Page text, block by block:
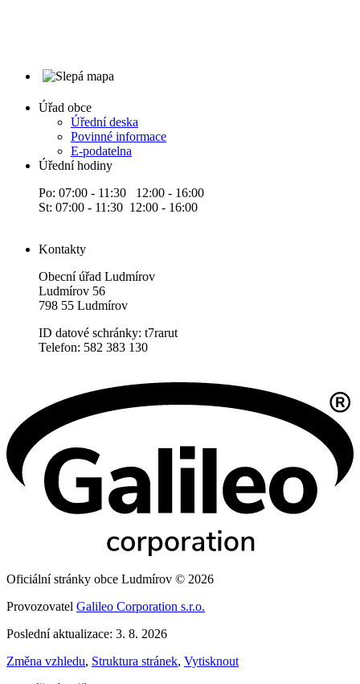
Úřad obce
Úřední deska
Povinné informace
E-podatelna
Úřední hodiny
Po: 07:00 - 11:30 12:00 - 16:00
St: 07:00 - 11:30 12:00 - 16:00
Kontakty
Obecní úřad Ludmírov
Ludmírov 56
798 55 Ludmírov
ID datové schránky: t7rarut
Telefon: 582 383 130
Oficiální stránky obce Ludmírov © 2026
Provozovatel Galileo Corporation s.r.o.
Poslední aktualizace: 3. 8. 2026
Změna vzhledu, Struktura stránek, Vytisknout